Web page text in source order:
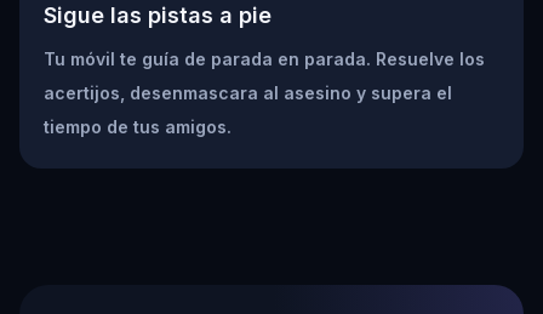
Sigue las pistas a pie
Tu móvil te guía de parada en parada. Resuelve los
acertijos, desenmascara al asesino y supera el
tiempo de tus amigos.